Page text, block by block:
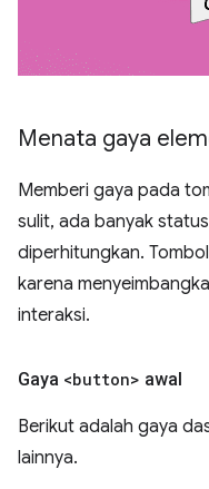
Menata gaya
Memberi gaya pada
sulit, ada banyak
diperhitungkan.
karena
interaksi.
Gaya <button> awal
Berikut adalah gaya
lainnya.